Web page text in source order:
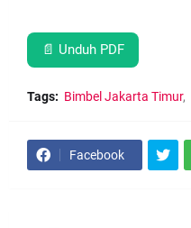
📄 Unduh PDF
Tags: Bimbel Jakarta Timur
Facebook